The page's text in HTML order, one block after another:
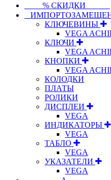
⠀⠀⠀% СКИДКИ⠀⠀⠀⠀
КЛЮЧЕВИНЫ
VEGA
КЛЮЧИ
VEGA
КНОПКИ
VEGA
КОЛОДКИ
ПЛАТЫ
РОЛИКИ
ДИСПЛЕИ
VEGA
ИНДИКАТОРЫ
VEGA
ТАБЛО
VEGA
УКАЗАТЕЛИ
VEGA